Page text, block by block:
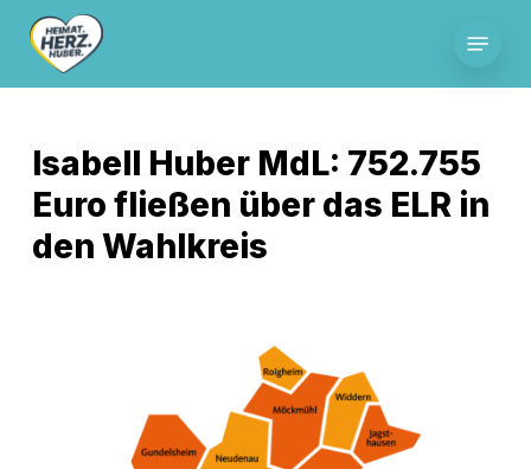
content
Isabell Huber MdL: 752.755
Euro fließen über das ELR in
den Wahlkreis